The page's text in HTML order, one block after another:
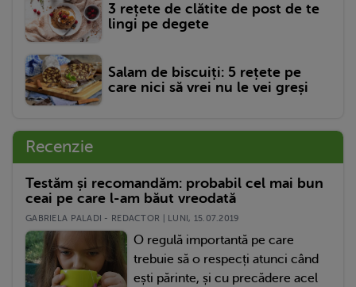
3 rețete de clătite de post de te
lingi pe degete
Salam de biscuiți: 5 rețete pe
care nici să vrei nu le vei greși
Recenzie
Testăm și recomandăm: probabil cel mai bun
ceai pe care l-am băut vreodată
GABRIELA PALADI - REDACTOR | LUNI, 15.07.2019
O regulă importantă pe care
trebuie să o respecți atunci când
ești părinte, și cu precădere acel